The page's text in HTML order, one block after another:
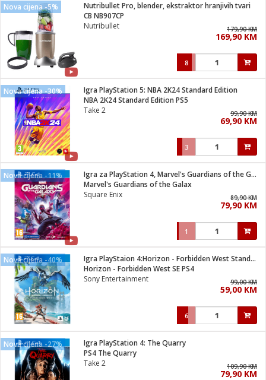
Nova cijena -5%
Nutribullet Pro, blender, ekstraktor hranjivih tvari
CB NB907CP
Nutribullet
179,90 KM
169,90 KM
8
Nova cijena -30%
Igra PlayStation 5: NBA 2K24 Standard Edition
NBA 2K24 Standard Edition PS5
Take 2
99,90 KM
69,90 KM
3
Nova cijena -11%
Igra za PlayStation 4, Marvel's Guardians of the Galaxy
Marvel's Guardians of the Galax
Square Enix
89,90 KM
79,90 KM
1
Nova cijena -40%
Igra PlayStaion 4:Horizon - Forbidden West Standard Edition
Horizon - Forbidden West SE PS4
Sony Entertainment
99,00 KM
59,00 KM
6
Nova cijena -27%
Igra PlayStation 4: The Quarry
PS4 The Quarry
Take 2
109,90 KM
79,90 KM